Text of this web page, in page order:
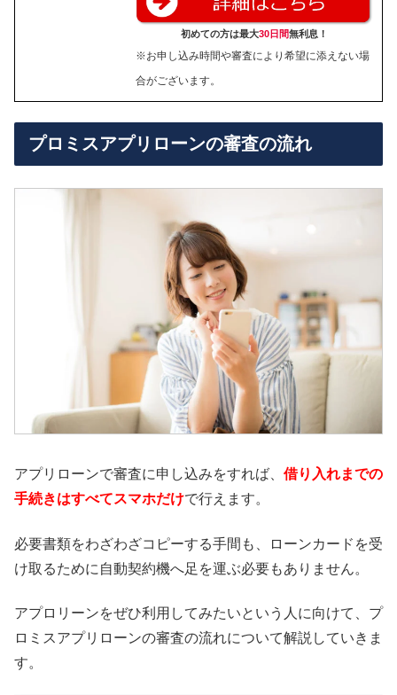
初めての方は最大30日間無利息！
※お申し込み時間や審査により希望に添えない場
合がございます。
プロミスアプリローンの審査の流れ
アプリローンで審査に申し込みをすれば、 借り入れまでの
手続きはすべてスマホだけで行えます。
必要書類をわざわざコピーする手間も、ローンカードを受
け取るために自動契約機へ足を運ぶ必要もありません。
アプロリーンをぜひ利用してみたいという人に向けて、プ
ロミスアプリローンの審査の流れについて解説していきま
す。